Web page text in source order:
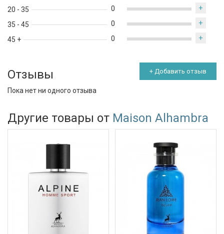
20 - 35
35 - 45
45 +
0 +
0 +
0 +
Отзывы + Добавить отзыв
Пока нет ни одного отзыва
Другие товары от Maison Alhambra